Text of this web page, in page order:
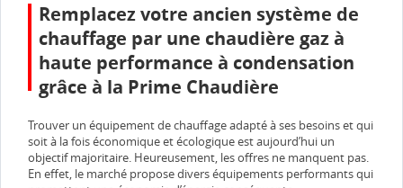
Remplacez votre ancien système de
chauffage par une chaudière gaz à
haute performance à condensation
grâce à la Prime Chaudière
Trouver un équipement de chauffage adapté à ses besoins et qui
soit à la fois économique et écologique est aujourd’hui un
objectif majoritaire. Heureusement, les offres ne manquent pas.
En effet, le marché propose divers équipements performants qui